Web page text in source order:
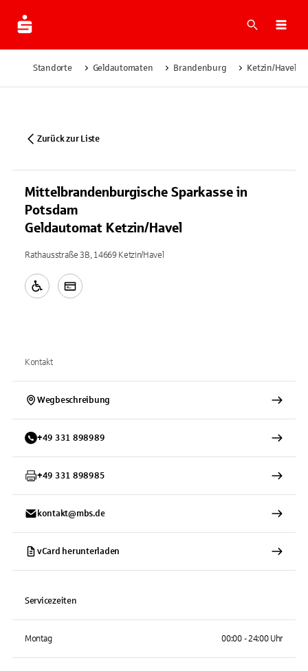
Suche
Standorte Geldautomaten Brandenburg Ketzin/Havel
Zurück zur Liste
Mittelbrandenburgische Sparkasse in
Potsdam
Geldautomat Ketzin/Havel
Rathausstraße 3B, 14669 Ketzin/Havel
Kontakt
Wegbeschreibung
+49 331 898989
+49 331 898985
kontakt@mbs.de
vCard herunterladen
Servicezeiten
Montag 00:00 - 24:00 Uhr